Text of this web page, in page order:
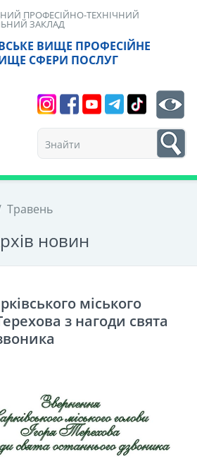
ВИЩЕ ПРОФЕСІЙНЕ
СФЕРИ ПОСЛУГ
ПРОФЕСІЙНО-ТЕХНІЧНИЙ
ЗАКЛАД
1
Травень
новин
міського
з нагоди свята